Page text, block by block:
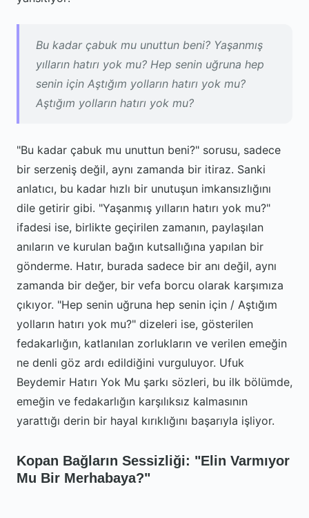
Bu kadar çabuk mu unuttun beni? Yaşanmış
yılların hatırı yok mu? Hep senin uğruna hep
senin için Aştığım yolların hatırı yok mu?
Aştığım yolların hatırı yok mu?
"Bu kadar çabuk mu unuttun beni?" sorusu, sadece
bir serzeniş değil, aynı zamanda bir itiraz. Sanki
anlatıcı, bu kadar hızlı bir unutuşun imkansızlığını
dile getirir gibi. "Yaşanmış yılların hatırı yok mu?"
ifadesi ise, birlikte geçirilen zamanın, paylaşılan
anıların ve kurulan bağın kutsallığına yapılan bir
gönderme. Hatır, burada sadece bir anı değil, aynı
zamanda bir değer, bir vefa borcu olarak karşımıza
çıkıyor. "Hep senin uğruna hep senin için / Aştığım
yolların hatırı yok mu?" dizeleri ise, gösterilen
fedakarlığın, katlanılan zorlukların ve verilen emeğin
ne denli göz ardı edildiğini vurguluyor. Ufuk
Beydemir Hatırı Yok Mu şarkı sözleri, bu ilk bölümde,
emeğin ve fedakarlığın karşılıksız kalmasının
yarattığı derin bir hayal kırıklığını başarıyla işliyor.
Kopan Bağların Sessizliği: "Elin Varmıyor
Mu Bir Merhabaya?"